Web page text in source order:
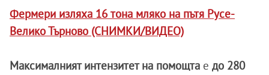
Фермери изляха 16 тона мляко на пътя Русе-
Велико Търново (СНИМКИ/ВИДЕО)
Максималният интензитет на помощта е до 280